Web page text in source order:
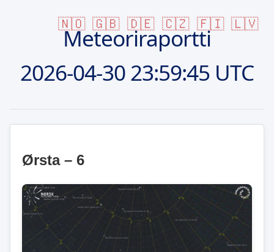
🇳🇴 🇬🇧 🇩🇪 🇨🇿 🇫🇮 🇱🇻
Meteoriraportti
2026-04-3023:59:45 UTC
Ørsta – 6